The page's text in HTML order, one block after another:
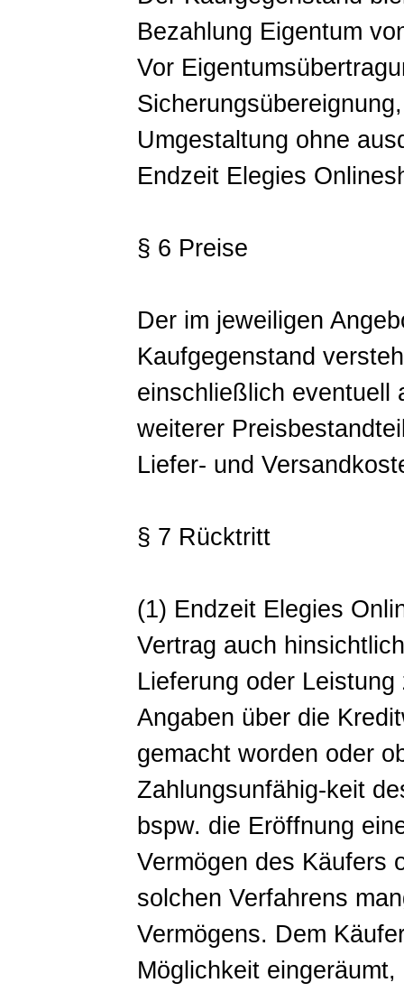
Bezahlung Eigentum
Vor
Umgestaltung ohne
Endzeit Elegies
§ 6 Preise
Der im jeweiligen
Kaufgegenstand
einschließlich eventuell
weiterer
Liefer- und
§ 7 Rücktritt
(1) Endzeit Elegies
Vertrag auch
Lieferung oder
Angaben über die
gemacht worden oder
Zahlungsunfähig-keit
bspw. die Eröffnung
Vermögen des Käufers
solchen Verfahrens
Vermögens. Dem
Möglichkeit